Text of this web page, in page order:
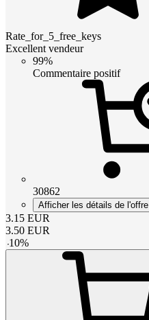
Rate_for_5_free_keys
Excellent vendeur
99%
Commentaire positif
30862
Afficher les détails de l'offre
3.15 EUR
3.50 EUR
-10%